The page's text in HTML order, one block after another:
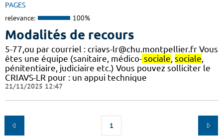
PAGES
relevance: 100%
Modalités de recours
5-77,ou par courriel : criavs-lr@chu.montpellier.fr Vous
êtes une équipe (sanitaire, médico- sociale sociale
pénitentiaire, judiciaire etc.) Vous pouvez solliciter le
CRIAVS-LR pour : un appui technique
21/11/2025 12:47
1